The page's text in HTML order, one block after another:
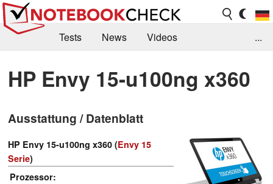
Tests News
Videos
Kaufberatung
Deals Suche
Jobs
Forum
...
HP Envy 15-u100ng x360
Ausstattung / Datenblatt
HP Envy 15-u100ng x360 (Envy 15
Serie)
Prozessor